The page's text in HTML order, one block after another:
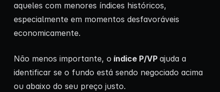
aqueles com menores índices históricos,
especialmente em momentos desfavoráveis
economicamente.
Não menos importante, o índice P/VP ajuda a
identificar se o fundo está sendo negociado acima
ou abaixo do seu preço justo.